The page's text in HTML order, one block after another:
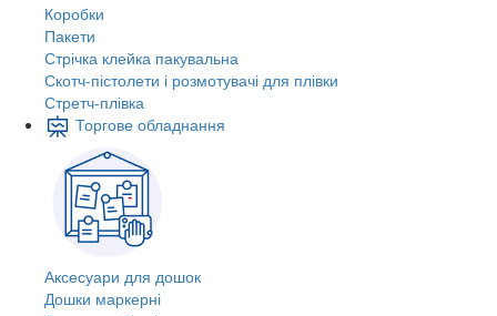
Коробки
Пакети
Стрічка клейка пакувальна
Скотч-пістолети і розмотувачі для плівки
Стретч-плівка
Торгове обладнання
Аксесуари для дошок
Дошки маркерні